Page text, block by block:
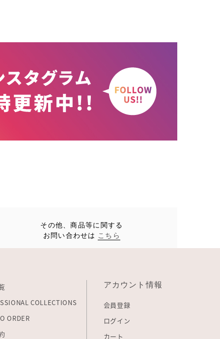
その他、商品等に関する
お問い合わせは こちら
COLLECTIONS
ORDER
アカウント情報
会員登録
ログイン
カート